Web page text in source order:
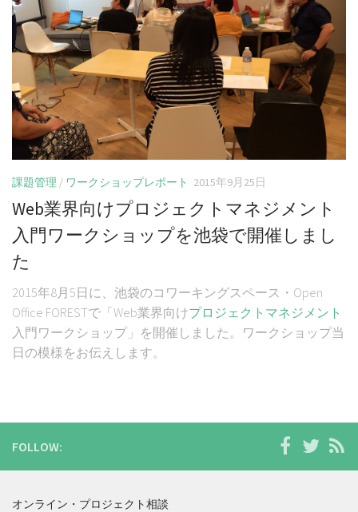
課題管理 / ワークショップレポート 2015年9月25日
Web業界向けプロジェクトマネジメント
入門ワークショップを池袋で開催しまし
た
2015年8月5日に、池袋のコワーキングスペース・Open
Office FORESTで「Web業界向けプロジェクト マネジメント
入門ワークショップ」を開催しました。ワークショップ当
日の模様をお伝えします。
FOLLOW:
オンライン・プロジェクト相談